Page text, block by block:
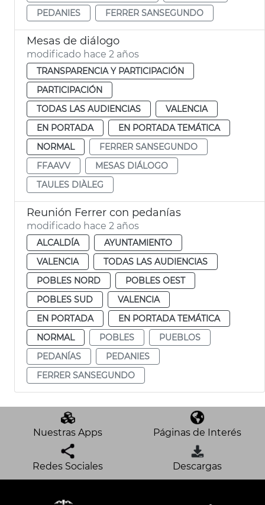
PEDANIES
FERRER SANSEGUNDO
Mesas de diálogo
modificado hace 2 años
TRANSPARENCIA Y PARTICIPACIÓN
PARTICIPACIÓN
TODAS LAS AUDIENCIAS
VALENCIA
EN PORTADA
EN PORTADA TEMÁTICA
NORMAL
FERRER SANSEGUNDO
FFAAVV
MESAS DIÁLOGO
TAULES DIÀLEG
Reunión Ferrer con pedanías
modificado hace 2 años
ALCALDÍA
AYUNTAMIENTO
VALENCIA
TODAS LAS AUDIENCIAS
POBLES NORD
POBLES OEST
POBLES SUD
VALENCIA
EN PORTADA
EN PORTADA TEMÁTICA
NORMAL
POBLES
PUEBLOS
PEDANÍAS
PEDANIES
FERRER SANSEGUNDO
Nuestras Apps Páginas de Interés
Redes Sociales Descargas